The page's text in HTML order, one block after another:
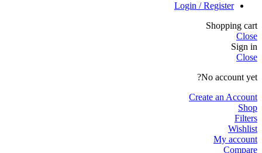
Login / Register
Shopping cart
Close
Sign in
Close
No account yet?
Create an Account
Shop
Filters
Wishlist
My account
Compare